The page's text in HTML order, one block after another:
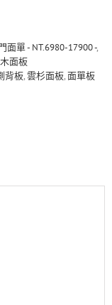
面單 - NT.6980-17900 -,
面板
背板,雲杉面板,面單板